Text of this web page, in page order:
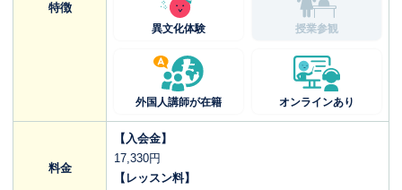
特徴
異文化体験 授業参観
外国人講師が在籍 オンラインあり
料金
【入会金】
17,330円
【レッスン料】